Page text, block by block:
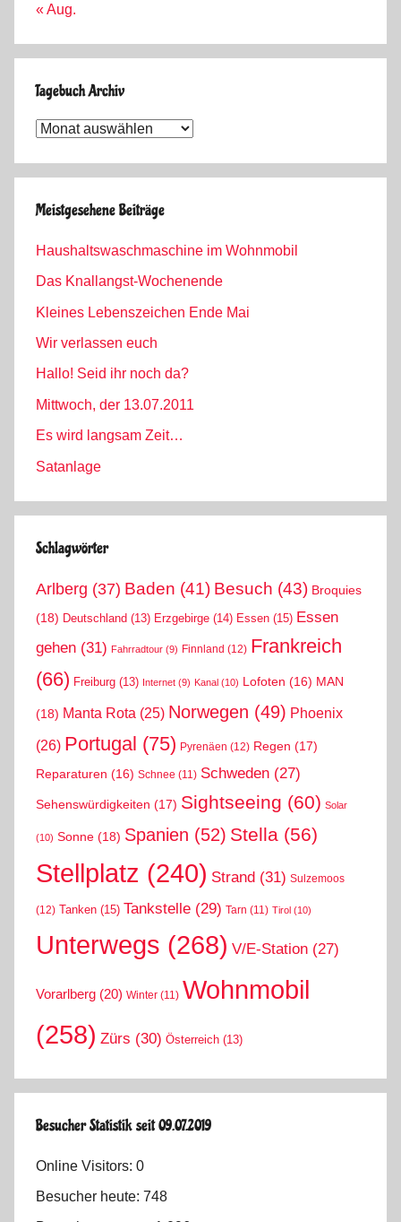
« Aug.
Tagebuch Archiv
Tagebuch
Meistgesehene Beiträge
Haushaltswaschmaschine im Wohnmobil
Das Knallangst-Wochenende
Kleines Lebenszeichen Ende Mai
Wir verlassen euch
Hallo! Seid ihr noch da?
Mittwoch, der 13.07.2011
Es wird langsam Zeit…
Satanlage
Schlagwörter
Arlberg (37) Baden (41) Besuch (43) Broquies
(18) Deutschland (13) Erzgebirge (14) Essen (15) Essen
gehen (31) Fahrradtour (9) Finnland (12) Frankreich
(66) Freiburg (13) Internet (9) Kanal (10) Lofoten (16) MAN
(18) Manta Rota (25) Norwegen (49) Phoenix
(26) Portugal (75) Pyrenäen (12) Regen (17)
Reparaturen (16) Schnee (11) Schweden (27)
Sehenswürdigkeiten (17) Sightseeing (60) Solar
(10) Sonne (18) Spanien (52) Stella (56)
Stellplatz (240) Strand (31) Sulzemoos
(12) Tanken (15) Tankstelle (29) Tarn (11) Tirol (10)
Unterwegs (268) V/E-Station (27)
Vorarlberg (20) Winter (11) Wohnmobil
(258) Zürs (30) Österreich (13)
Besucher Statistik seit 09.07.2019
Online Visitors: 0
Besucher heute: 748